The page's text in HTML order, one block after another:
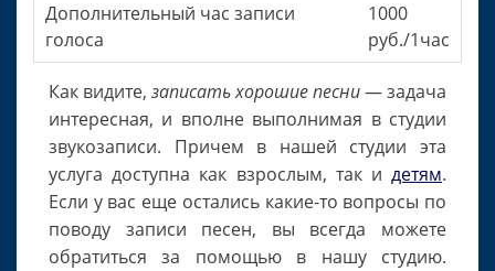
Дополнительный час записи
голоса
1000
руб./1час
Как видите, записать хорошие песни— задача
интересная, и вполне выполнимая в студии
звукозаписи. Причем в нашей студии эта
услуга доступна как взрослым, так и детям.
Если у вас еще остались какие-то вопросы по
поводу записи песен, вы всегда можете
обратиться за помощью в нашу студию.